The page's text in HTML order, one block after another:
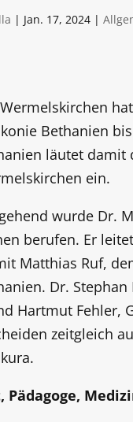
| Jan. 17, 2024 |
Wermelskirchen
Bethanien
läutet damit
ein.
wurde Dr.
berufen. Er
Matthias Ruf,
Dr.
Hartmut Fehler,
zeitgleich
Pädagoge,